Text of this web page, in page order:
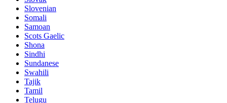
Slovenian
Somali
Samoan
Scots Gaelic
Shona
Sindhi
Sundanese
Swahili
Tajik
Tamil
Telugu